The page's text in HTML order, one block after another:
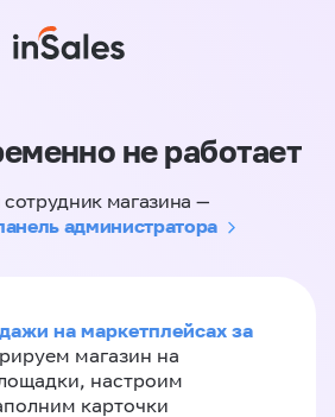
не работает
магазина —
администратора
на маркетплейсах за
магазин на
настроим
карточки